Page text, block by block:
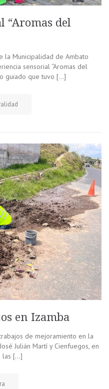
“Aromas del
la Municipalidad de Ambato
sensorial “Aromas del
guiado que tuvo […]
en Izamba
de mejoramiento en la
Julián Martí y Cienfuegos, en
las […]